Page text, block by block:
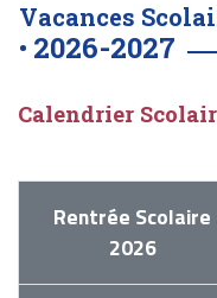
Vacances
• 2026-2027
Calendrier
Rentrée Scolaire
2026